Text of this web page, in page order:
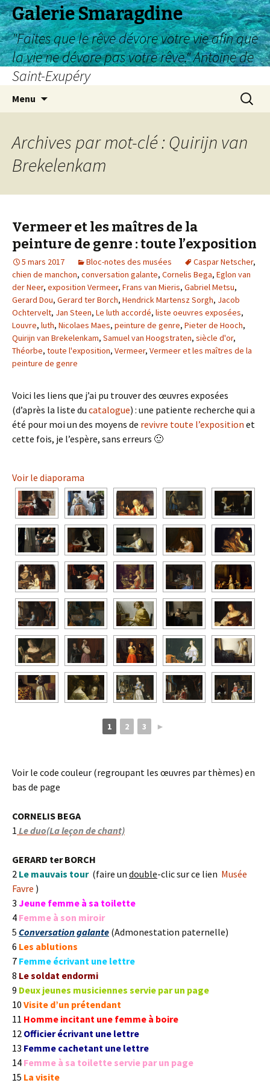
Galerie Smaragdine
"Faites que le rêve dévore votre vie afin que
la vie ne dévore pas votre rêve." Antoine de
Saint-Exupéry
Menu
Archives par mot-clé : Quirijn van
Brekelenkam
Vermeer et les maîtres de la
peinture de genre : toute l’exposition
5 mars 2017 Bloc-notes des musées Caspar Netscher,
chien de manchon, conversation galante, Cornelis Bega, Eglon van
der Neer, exposition Vermeer, Frans van Mieris, Gabriel Metsu,
Gerard Dou, Gerard ter Borch, Hendrick Martensz Sorgh, Jacob
Ochtervelt, Jan Steen, Le luth accordé, liste oeuvres exposées,
Louvre, luth, Nicolaes Maes, peinture de genre, Pieter de Hooch,
Quirijn van Brekelenkam, Samuel van Hoogstraten, siècle d'or,
Théorbe, toute l'exposition, Vermeer, Vermeer et les maîtres de la
peinture de genre
Voici les liens que j’ai pu trouver des œuvres exposées
(d’après la liste du catalogue) : une patiente recherche qui a
été pour moi un des moyens de revivre toute l’exposition et
cette fois, je l’espère, sans erreurs 🙂
Voir le diaporama
1 2 3 ►
Voir le code couleur (regroupant les œuvres par thèmes) en
bas de page
CORNELIS BEGA
1 Le duo(La leçon de chant)
GERARD ter BORCH
2 Le mauvais tour(faire un double-clic sur ce lien Musée
Favre )
3 Jeune femme à sa toilette
4 Femme à son miroir
5 Conversation galante (Admonestation paternelle)
6 Les ablutions
7 Femme écrivant une lettre
8 Le soldat endormi
9 Deux jeunes musiciennes servie par un page
10 Visite d’un prétendant
11 Homme incitant une femme à boire
12 Officier écrivant une lettre
13 Femme cachetant une lettre
14 Femme à sa toilette servie par un page
15 La visite